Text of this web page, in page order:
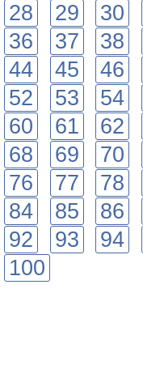
28
29 30
36
37 38
44
45 46
52
53 54
60
61 62
68
69 70
76
77 78
84
85 86
92
93 94
100